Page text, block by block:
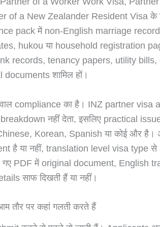
of a New Zealander Resident Visa के
pack में non-English marriage
hukou या household registration
records, tenancy papers, utility bills,
शामिल हों।
compliance का है। INZ partner visa
नहीं देता, इसलिए practical
Korean, Spanish या कोई और है।
है या नहीं, translation level visa type से
गए PDF में original document, English
साफ दिखती हैं या नहीं।
तौर पर कहां गलती करते हैं